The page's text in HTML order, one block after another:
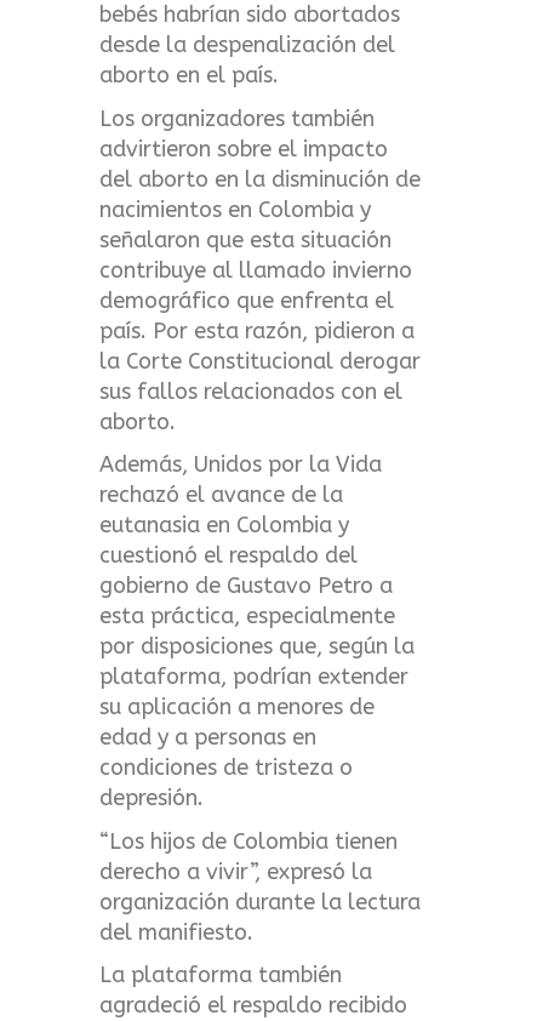
bebés habrían sido abortados
desde la despenalización del
aborto en el país.
Los organizadores también
advirtieron sobre el impacto
del aborto en la disminución de
nacimientos en Colombia y
señalaron que esta situación
contribuye al llamado invierno
demográfico que enfrenta el
país. Por esta razón, pidieron a
la Corte Constitucional derogar
sus fallos relacionados con el
aborto.
Además, Unidos por la Vida
rechazó el avance de la
eutanasia en Colombia y
cuestionó el respaldo del
gobierno de Gustavo Petro a
esta práctica, especialmente
por disposiciones que, según la
plataforma, podrían extender
su aplicación a menores de
edad y a personas en
condiciones de tristeza o
depresión.
“Los hijos de Colombia tienen
derecho a vivir”, expresó la
organización durante la lectura
del manifiesto.
La plataforma también
agradeció el respaldo recibido